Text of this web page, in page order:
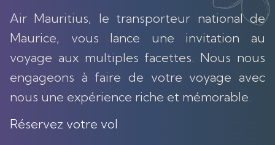
Air Mauritius, le transporteur national de
Maurice, vous lance une invitation au
voyage aux multiples facettes. Nous nous
engageons à faire de votre voyage avec
nous une expérience riche et mémorable.
Réservez votre vol